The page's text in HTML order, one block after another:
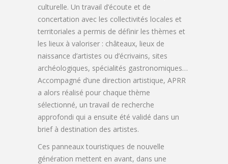
culturelle. Un travail d’écoute et de
concertation avec les collectivités locales et
territoriales a permis de définir les thèmes et
les lieux à valoriser : châteaux, lieux de
naissance d’artistes ou d’écrivains, sites
archéologiques, spécialités gastronomiques…
Accompagné d’une direction artistique, APRR
a alors réalisé pour chaque thème
sélectionné, un travail de recherche
approfondi qui a ensuite été validé dans un
brief à destination des artistes.
Ces panneaux touristiques de nouvelle
génération mettent en avant, dans une